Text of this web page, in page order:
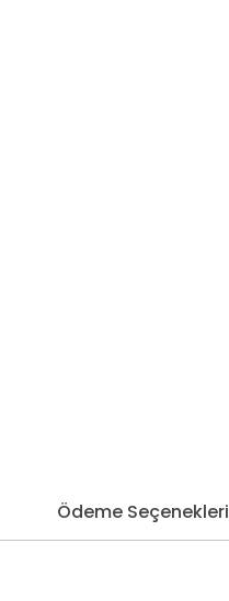
Ödeme Seçenekleri